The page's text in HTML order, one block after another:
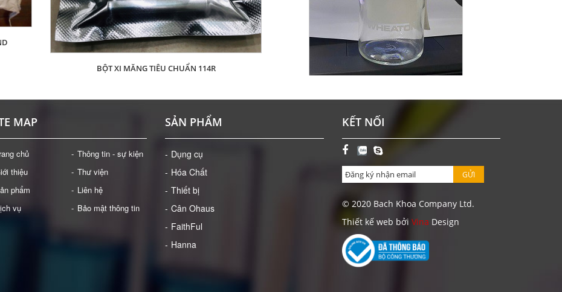
BỘT XI MĂNG TIÊU CHUẨN 114R
Giá: Liên hệ
ĐẶT HÀNG
MAP
chủ
thiệu
phẩm
vụ
Thông tin - sự kiện
Thư viện
Liên hệ
Bảo mật thông tin
SẢN PHẨM
Dụng cụ
Hóa Chất
Thiết bị
Cân Ohaus
FaithFul
Hanna
KẾT NỐI
GỬI
© 2020 Bach Khoa Company Ltd.
Thiết kế web bởi Vina Design